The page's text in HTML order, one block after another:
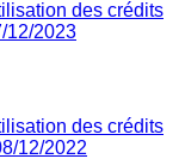
des crédits
12/2023
des crédits
12/2022